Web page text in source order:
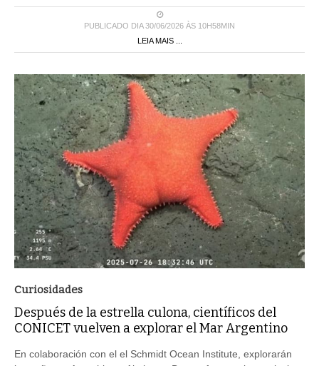
PUBLICADO DIA 30/06/2026 ÀS 10H58MIN
LEIA MAIS ...
Curiosidades
Después de la estrella culona, científicos del
CONICET vuelven a explorar el Mar Argentino
En colaboración con el el Schmidt Ocean Institute, explorarán